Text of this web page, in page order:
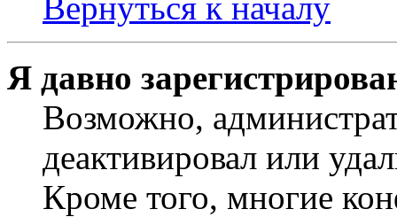
Я давно
Возможно,
деактивировал или
Кроме того, многие